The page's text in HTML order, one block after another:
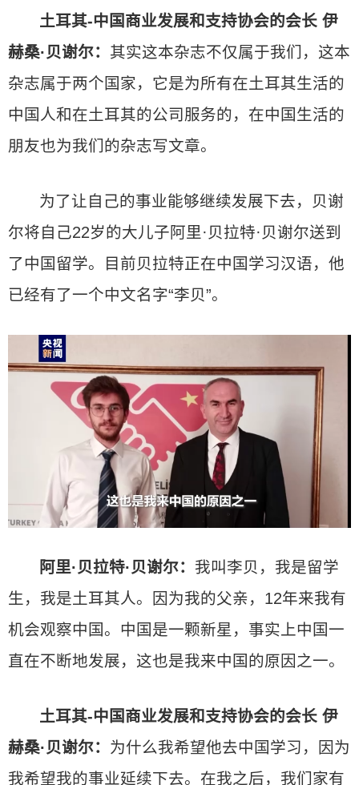
土耳其-中国商业发展和支持协会的会长 伊
赫桑·贝谢尔： 其实这本杂志不仅属于我们，这本
杂志属于两个国家，它是为所有在土耳其生活的
中国人和在土耳其的公司服务的，在中国生活的
朋友也为我们的杂志写文章。
为了让自己的事业能够继续发展下去，贝谢
尔将自己22岁的大儿子阿里·贝拉特·贝谢尔送到
了中国留学。目前贝拉特正在中国学习汉语，他
已经有了一个中文名字“李贝”。
阿里·贝拉特·贝谢尔： 我叫李贝，我是留学
生，我是土耳其人。因为我的父亲，12年来我有
机会观察中国。中国是一颗新星，事实上中国一
直在不断地发展，这也是我来中国的原因之一。
土耳其-中国商业发展和支持协会的会长 伊
赫桑·贝谢尔： 为什么我希望他去中国学习，因为
我希望我的事业延续下去。在我之后，我们家有